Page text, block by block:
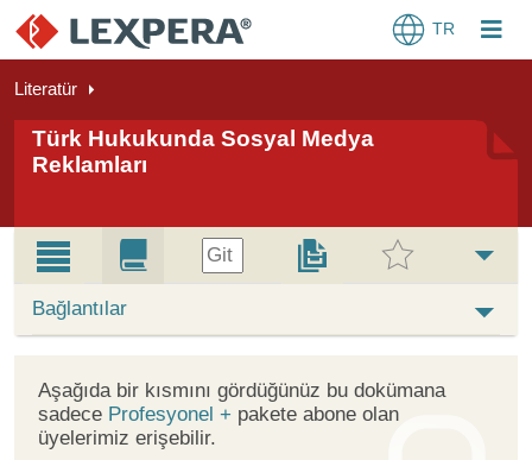
TR
Literatür
Türk Hukukunda Sosyal Medya
Reklamları
Git
Bağlantılar
Aşağıda bir kısmını gördüğünüz bu dokümana
sadece Profesyonel + pakete abone olan
üyelerimiz erişebilir.